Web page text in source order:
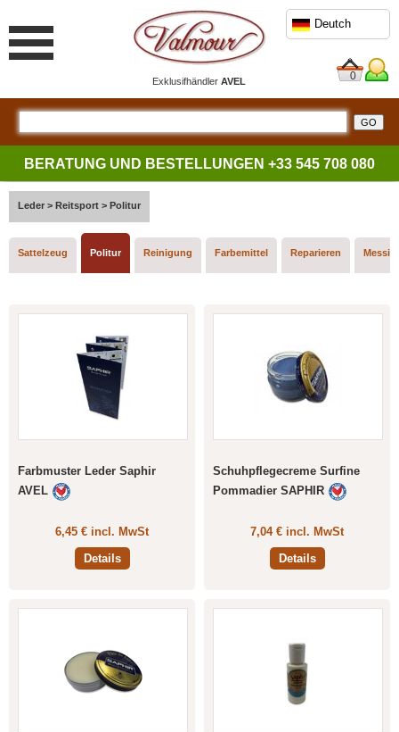
ExklusifhändlerAVEL
Deutch
0
BERATUNG UND BESTELLUNGEN +33 545 708 080
Leder > Reitsport > Politur
Sattelzeug Politur Reinigung Farbemittel Reparieren
Farbmuster Leder Saphir
AVEL
6,45 € incl. MwSt
Details
Schuhpflegecreme Surfine
Pommadier SAPHIR
7,04 € incl. MwSt
Details